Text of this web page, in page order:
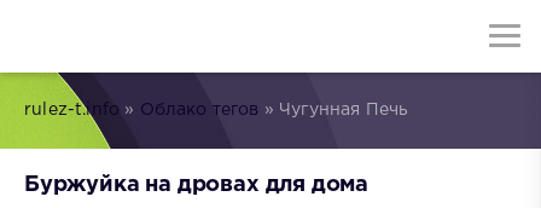
rulez-t.info » Облако тегов » Чугунная Печь
Буржуйка на дровах для дома